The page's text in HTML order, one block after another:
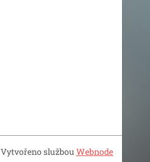
Vytvořeno službouWebnode